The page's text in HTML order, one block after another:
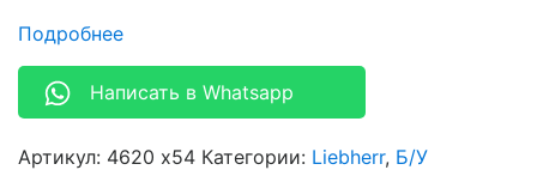
Подробнее
Написать в Whatsapp
Артикул: 4620 х54 Категории: Liebherr, Б/У